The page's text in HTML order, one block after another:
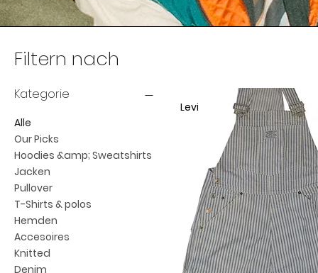
Filtern nach
Kategorie
Alle
Our Picks
Hoodies &amp; Sweatshirts
Jacken
Pullover
T-Shirts & polos
Hemden
Accesoires
Knitted
Denim
Levi